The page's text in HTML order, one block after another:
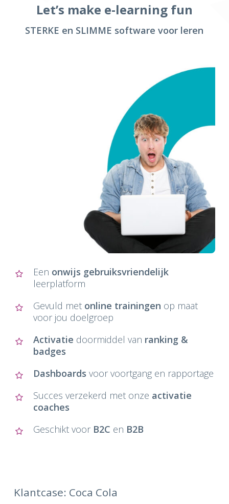
Let’s make e-learning fun
STERKE en SLIMME software voor leren
Een onwijs gebruiksvriendelijk
leerplatform
Gevuld met online trainingen op maat
voor jou doelgroep
Activatie doormiddel van ranking &
badges
Dashboardsvoor voortgang en rapportage
Succes verzekerd met onze activatie
coaches
Geschikt voor B2C en B2B
Klantcase: Coca Cola